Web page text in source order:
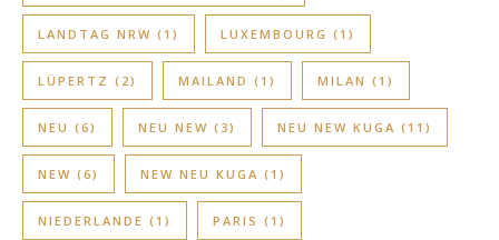
LANDTAG NRW (1) LUXEMBOURG (1)
LÜPERTZ (2) MAILAND (1) MILAN (1)
NEU (6) NEU NEW (3) NEU NEW KUGA (11)
NEW (6) NEW NEU KUGA (1)
NIEDERLANDE (1) PARIS (1)